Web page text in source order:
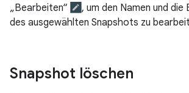
„Bearbeiten“
, um den Namen und die
des ausgewählten Snapshots zu
Snapshot löschen